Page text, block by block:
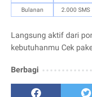
Bulanan
2.000 SMS
Langsung aktif dari
kebutuhanmu Cek
Berbagi